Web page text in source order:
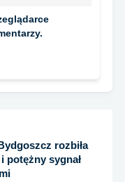
rozbiła
potężny sygnał